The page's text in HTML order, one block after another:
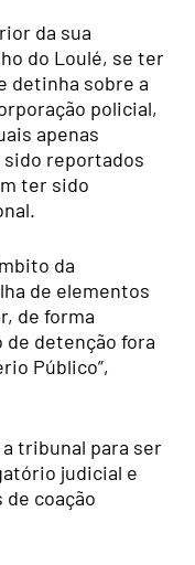
da sua
do Loulé, se ter
detinha sobre a
policial,
apenas
reportados
ter sido
da
de elementos
de forma
de detenção fora
Público”,
tribunal para ser
judicial e
coação